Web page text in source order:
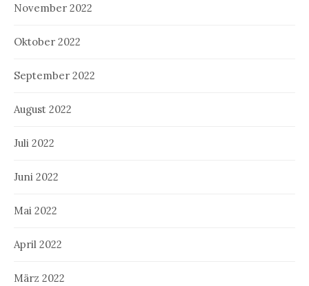
November 2022
Oktober 2022
September 2022
August 2022
Juli 2022
Juni 2022
Mai 2022
April 2022
März 2022